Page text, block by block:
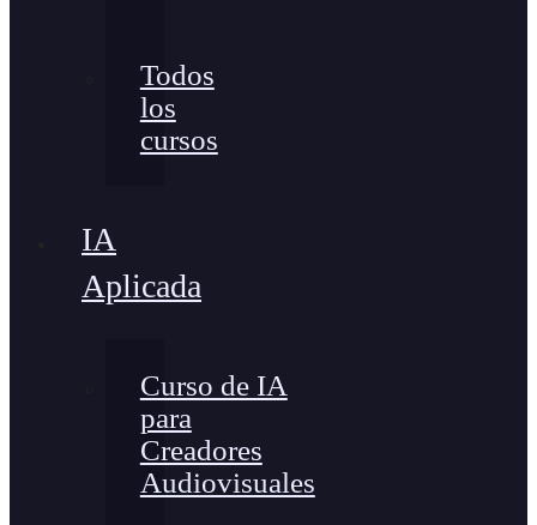
Todos
los
cursos
IA
Aplicada
Curso de IA
para
Creadores
Audiovisuales